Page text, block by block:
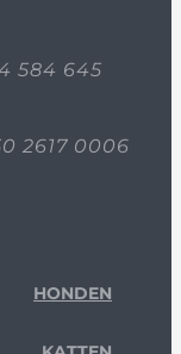
584 645
2617 0006
HONDEN